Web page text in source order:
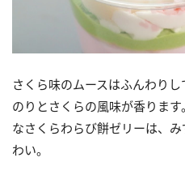
さくら味のムースはふんわり
のりとさくらの風味が香りま
なさくらわらび餅ゼリーは、
わい。